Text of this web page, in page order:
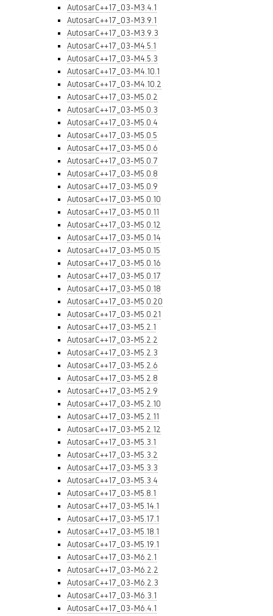
AutosarC++17_03-M3.4.1
AutosarC++17_03-M3.9.1
AutosarC++17_03-M3.9.3
AutosarC++17_03-M4.5.1
AutosarC++17_03-M4.5.3
AutosarC++17_03-M4.10.1
AutosarC++17_03-M4.10.2
AutosarC++17_03-M5.0.2
AutosarC++17_03-M5.0.3
AutosarC++17_03-M5.0.4
AutosarC++17_03-M5.0.5
AutosarC++17_03-M5.0.6
AutosarC++17_03-M5.0.7
AutosarC++17_03-M5.0.8
AutosarC++17_03-M5.0.9
AutosarC++17_03-M5.0.10
AutosarC++17_03-M5.0.11
AutosarC++17_03-M5.0.12
AutosarC++17_03-M5.0.14
AutosarC++17_03-M5.0.15
AutosarC++17_03-M5.0.16
AutosarC++17_03-M5.0.17
AutosarC++17_03-M5.0.18
AutosarC++17_03-M5.0.20
AutosarC++17_03-M5.0.21
AutosarC++17_03-M5.2.1
AutosarC++17_03-M5.2.2
AutosarC++17_03-M5.2.3
AutosarC++17_03-M5.2.6
AutosarC++17_03-M5.2.8
AutosarC++17_03-M5.2.9
AutosarC++17_03-M5.2.10
AutosarC++17_03-M5.2.11
AutosarC++17_03-M5.2.12
AutosarC++17_03-M5.3.1
AutosarC++17_03-M5.3.2
AutosarC++17_03-M5.3.3
AutosarC++17_03-M5.3.4
AutosarC++17_03-M5.8.1
AutosarC++17_03-M5.14.1
AutosarC++17_03-M5.17.1
AutosarC++17_03-M5.18.1
AutosarC++17_03-M5.19.1
AutosarC++17_03-M6.2.1
AutosarC++17_03-M6.2.2
AutosarC++17_03-M6.2.3
AutosarC++17_03-M6.3.1
AutosarC++17_03-M6.4.1